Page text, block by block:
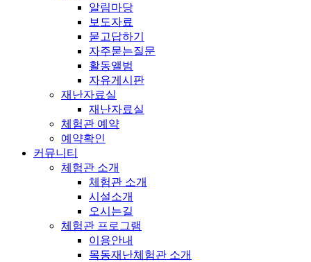
알림마당
보도자료
묻고답하기
자주묻는질문
활동앨범
자유게시판
재난자료실
재난자료실
체험관 예약
예약확인
커뮤니티
체험관 소개
체험관 소개
시설소개
오시는길
체험관 프로그램
이용안내
목동재난체험관 소개